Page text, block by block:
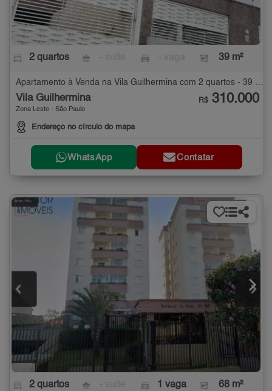
2 quartos 39 m²
Apartamento à Venda na Vila Guilhermina com 2 quartos - 39 m²
Vila Guilhermina
Zona Leste - São Paulo
Endereço no círculo do mapa
R$ 310.000
WhatsApp Contatar
2 quartos 1 vaga 68 m²